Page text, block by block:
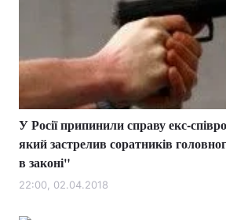
У Росії припинили справу екс-
який застрелив соратників
в законі"
22:00, 02.04.2018